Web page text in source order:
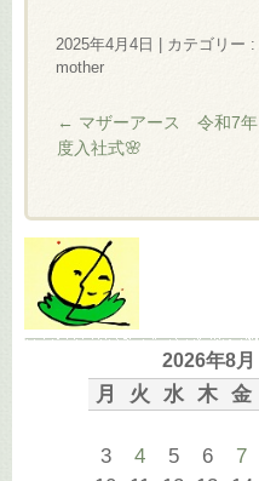
2025年4月4日 | カテゴリー :
mother
← マザーアース 令和7年
度入社式🌸
2026年8月
月 火 水 木 金
3
4 5 6 7